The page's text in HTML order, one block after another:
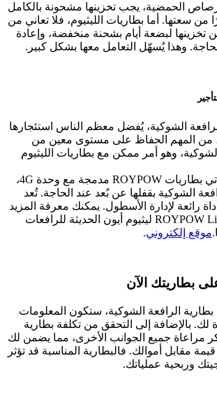
الحمضية، يجب تخزينها مشحونة بالكامل
من سعتها. أما بطاريات الليثيوم، فلا تعاني من
تخزينها لبضعة أيام بشحنة منخفضة، وإعادة
وهذا يُسهّل التعامل معها بشكل كبير.
الشوكية، يُفضل معظم الناس استئجارها
من المهم الحفاظ على مستوى معين من
وهو أمر ممكن مع بطاريات الليثيوم
على سبيل المثال، تأتي بطاريات ROYPOW مدمجة مع وحدة 4G،
الشوكية بقفلها عن بُعد عند الحاجة. تُعد
رائعة لإدارة الأسطول. يمكنك معرفة المزيد
عن بطاريات ROYPOW LiFePO4 ليثيوم أيون الحديثة للرافعات
موقع إلكتروني.
بطاريتك الآن
الرافعة الشوكية، ستكون المعلومات
لك. بالإضافة إلى التحقق من تكلفة بطارية
مراعاة جميع الجوانب الأخرى، مما يضمن لك
مقابل أموالك. فالبطارية المناسبة قد تؤثر
وربحية عملياتك.